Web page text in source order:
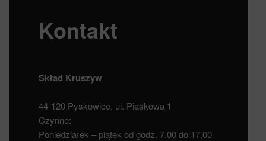
Kontakt
Skład Kruszyw
44-120 Pyskowice, ul. Piaskowa 1
Czynne:
Poniedziałek – piątek od godz. 7.00 do 17.00